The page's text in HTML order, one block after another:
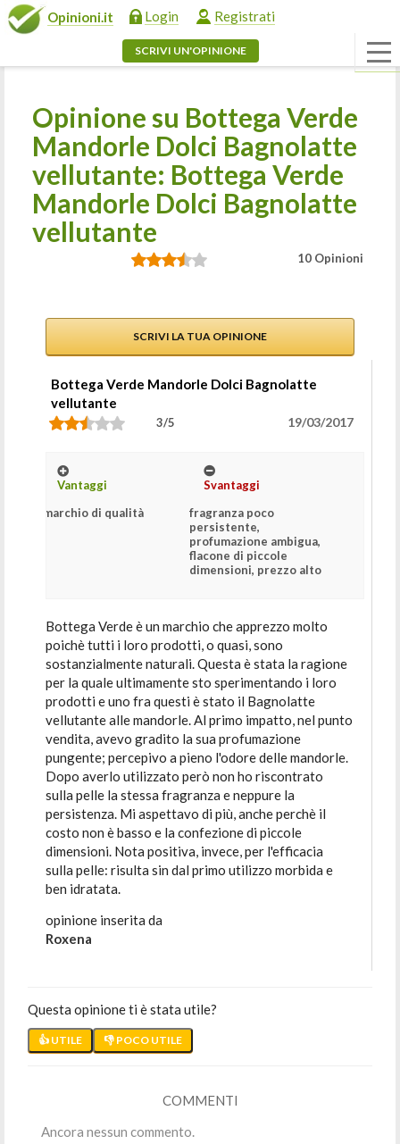
Opinioni.it Login Registrati
SCRIVI UN'OPINIONE
Opinione su Bottega Verde
Mandorle Dolci Bagnolatte
vellutante: Bottega Verde
Mandorle Dolci Bagnolatte
vellutante
10 Opinioni
SCRIVI LA TUA OPINIONE
Bottega Verde Mandorle Dolci Bagnolatte
vellutante
3/5 19/03/2017
Vantaggi
marchio di qualità
Svantaggi
fragranza poco
persistente,
profumazione ambigua,
flacone di piccole
dimensioni, prezzo alto
Bottega Verde è un marchio che apprezzo molto
poichè tutti i loro prodotti, o quasi, sono
sostanzialmente naturali. Questa è stata la ragione
per la quale ultimamente sto sperimentando i loro
prodotti e uno fra questi è stato il Bagnolatte
vellutante alle mandorle. Al primo impatto, nel punto
vendita, avevo gradito la sua profumazione
pungente; percepivo a pieno l'odore delle mandorle.
Dopo averlo utilizzato però non ho riscontrato
sulla pelle la stessa fragranza e neppure la
persistenza. Mi aspettavo di più, anche perchè il
costo non è basso e la confezione di piccole
dimensioni. Nota positiva, invece, per l'efficacia
sulla pelle: risulta sin dal primo utilizzo morbida e
ben idratata.
opinione inserita da
Roxena
Questa opinione ti è stata utile?
👍 UTILE 👎 POCO UTILE
COMMENTI
Ancora nessun commento.